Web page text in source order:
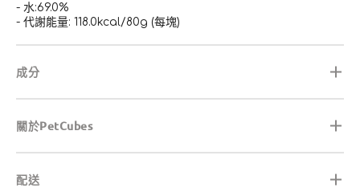
- 水:69.0%
- 代謝能量: 118.0kcal/80g (每塊)
成分
關於PetCubes
配送